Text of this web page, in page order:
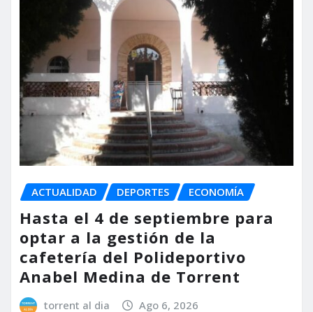
ACTUALIDAD DEPORTES ECONOMÍA
Hasta el 4 de septiembre para
optar a la gestión de la
cafetería del Polideportivo
Anabel Medina de Torrent
torrent al dia Ago 6, 2026